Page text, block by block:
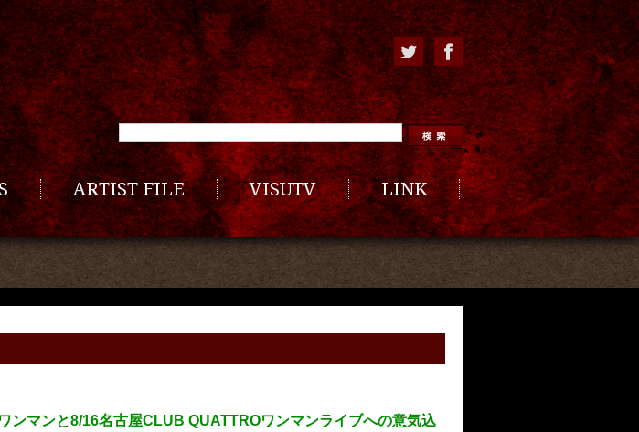
ARTIST FILE VISUTV LINK
ンマンと8/16名古屋CLUB QUATTROワンマンライブへの意気込